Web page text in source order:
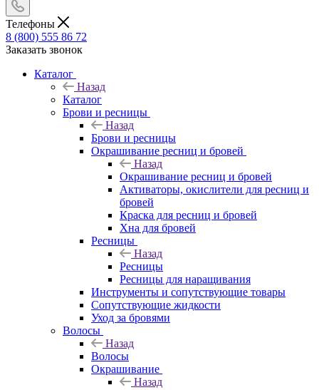
Телефоны
8 (800) 555 86 72
Заказать звонок
Каталог
Назад
Каталог
Брови и ресницы
Назад
Брови и ресницы
Окрашивание ресниц и бровей
Назад
Окрашивание ресниц и бровей
Активаторы, окислители для ресниц и
бровей
Краска для ресниц и бровей
Хна для бровей
Ресницы
Назад
Ресницы
Ресницы для наращивания
Инструменты и сопутствующие товары
Сопутствующие жидкости
Уход за бровями
Волосы
Назад
Волосы
Окрашивание
Назад